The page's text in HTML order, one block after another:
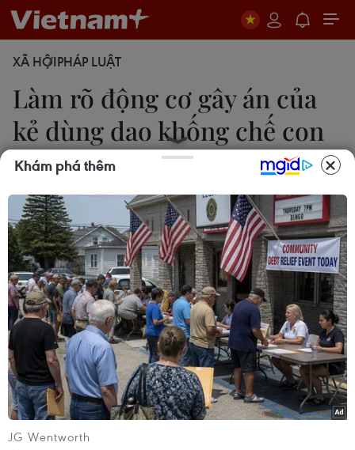
XÃ HỘIPHÁP LUẬT
Làm rõ động cơ gây án của
kẻ dùng dao khống chế con
tin
Sơn Bách
16/09/2014 10:46
Cơ quan công an đang tích cực làm rõ động cơ
gây án của Trần Thanh Bình, đối tượng đã dùng
dao khống chế con tin tại khu tập thể Thanh Xuân
Bắc sáng nay, ngày 16/9.
Khám phá thêm
JG Wentworth